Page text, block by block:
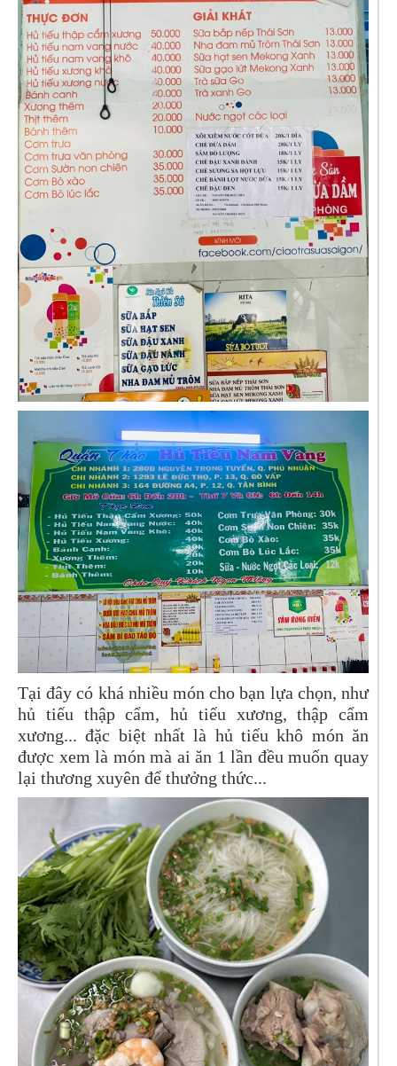
Tại đây có khá nhiều món cho bạn lựa chọn, như
hủ tiếu thập cẩm, hủ tiếu xương, thập cẩm
xương... đặc biệt nhất là hủ tiếu khô món ăn
được xem là món mà ai ăn 1 lần đều muốn quay
lại thương xuyên để thưởng thức...